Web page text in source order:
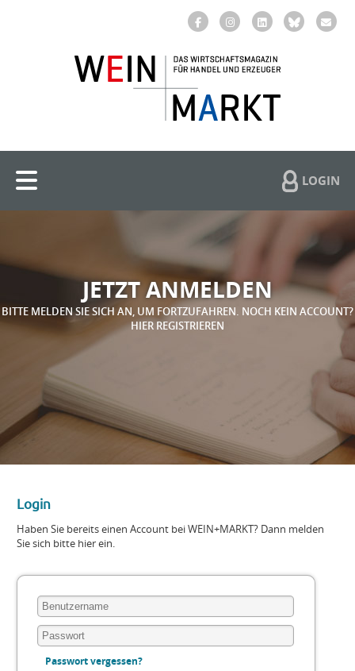
LOGIN
JETZT ANMELDEN
BITTE MELDEN SIE SICH AN, UM FORTZUFAHREN. NOCH KEIN ACCOUNT?
HIER REGISTRIEREN
Login
Haben Sie bereits einen Account bei WEIN+MARKT? Dann melden
Sie sich bitte hier ein.
Passwort vergessen?